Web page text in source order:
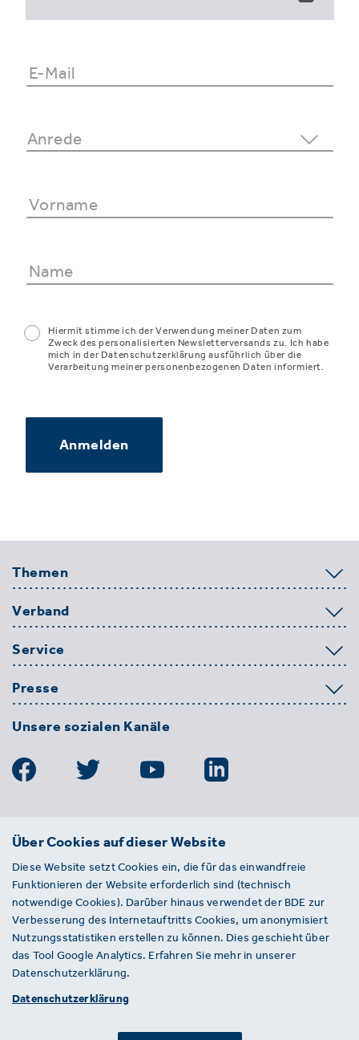
Hiermit stimme ich der Verwendung meiner Daten zum
Zweck des personalisierten Newsletterversands zu. Ich habe
mich in der Datenschutzerklärung ausführlich über die
Verarbeitung meiner personenbezogenen Daten informiert.
Anmelden
Themen
Verband
Service
Presse
Unsere sozialen Kanäle
BDE
Entsorgungs-, Wasser- und
Kreislaufwirtschaft e. V.
Von-der-Heydt-Straße 2
D 10785 Berlin
Sie haben einen Fehler auf unserer Website
gefunden? Ihnen ist ein defekter Link
aufgefallen? Wir freuen uns über Ihren
Über Cookies auf dieser Website
Diese Website setzt Cookies ein, die für das einwandfreie
Funktionieren der Website erforderlich sind (technisch
notwendige Cookies). Darüber hinaus verwendet der BDE zur
Verbesserung des Internetauftritts Cookies, um anonymisiert
Nutzungsstatistiken erstellen zu können. Dies geschieht über
das Tool Google Analytics. Erfahren Sie mehr in unserer
Datenschutzerklärung.
Datenschutzerklärung